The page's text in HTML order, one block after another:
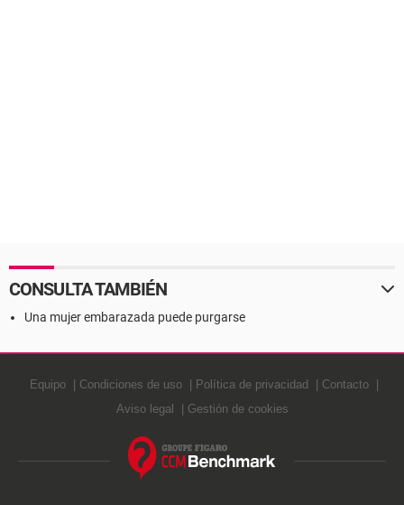
CONSULTA TAMBIÉN
Una mujer embarazada puede purgarse
Equipo Condiciones de uso Política de privacidad
Contacto
Aviso legal
Gestión de cookies